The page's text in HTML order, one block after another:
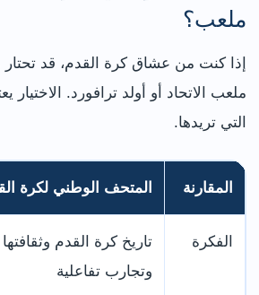
ملعب؟
إذا كنت من عشاق كرة القدم، قد
ملعب الاتحاد أو أولد ترافورد. الاختيار
التي تريدها.
المقارنة المتحف الوطني لكرة
الفكرة
تاريخ كرة القدم
وتجارب تفاعلية